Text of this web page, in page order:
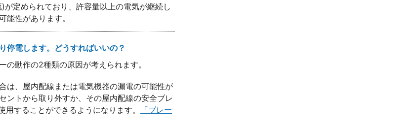
定められており、許容量以上の電気が継続し
能性があります。
停電します。どうすればいいの？
動作の2種類の原因が考えられます。
は、屋内配線または電気機器の漏電の可能性が
ントから取り外すか、その屋内配線の安全ブレ
することができるようになります。
「ブレー